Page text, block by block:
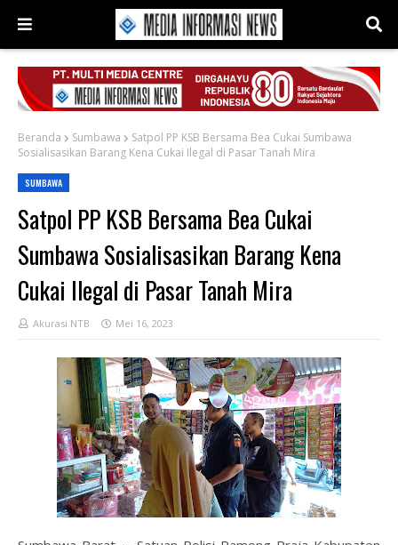
Beranda Sumbawa
Satpol PP KSB Bersama Bea Cukai Sumbawa
Sosialisasikan Barang Kena Cukai Ilegal di Pasar Tanah Mira
SUMBAWA
Satpol PP KSB Bersama Bea Cukai
Sumbawa Sosialisasikan Barang Kena
Cukai Ilegal di Pasar Tanah Mira
Akurasi NTB Mei 16, 2023